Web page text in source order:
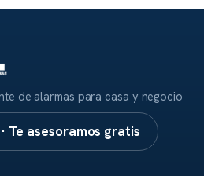
de alarmas para casa y negocio
Te asesoramos gratis